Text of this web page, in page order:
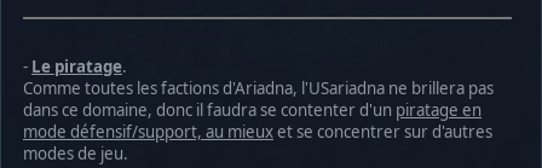
- Le piratage.
Comme toutes les factions d'Ariadna, l'USariadna ne brillera pas
dans ce domaine, donc il faudra se contenter d'un piratage en
mode défensif/support, au mieuxet se concentrer sur d'autres
modes de jeu.